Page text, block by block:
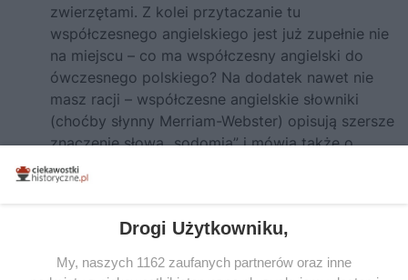
zwierzętami. Z kolei przytaczanie tu
współczesnego angielskiego jest już zupełnie nie
na miejscu – co ma współczesny angielski do
ówczesnego polskiego? Na dodatek nawet nie
masz racji – współczesne angielskie słowniki
(choćby słynny Merriam-Webster) opisują szersze
znaczenie słowa „sodomia” i mówią także o
zoofilii. Biedny niedouczony Hans. Nie wie, co
znaczy sodomia, a próbuje pouczać autora.
OdpowiedzDrogi Użytkowniku,
My, naszych 1162 zaufanych partnerów oraz inne